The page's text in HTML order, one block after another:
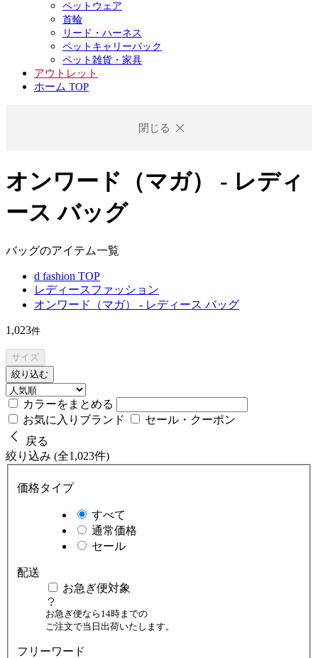
ペットウェア
首輪
リード・ハーネス
ペットキャリーバック
ペット雑貨・家具
アウトレット
ホーム TOP
閉じる
オンワード（マガ） - レディ
ース バッグ
バッグのアイテム一覧
d fashion TOP
レディースファッション
オンワード（マガ） - レディース バッグ
1,023件
サイズ
絞り込む
カラーをまとめる
お気に入りブランド
セール・クーポン
戻る
絞り込み (全1,023件)
価格タイプ
すべて
通常価格
セール
配送
お急ぎ便対象
お急ぎ便なら14時までの
ご注文で当日出荷いたします。
フリーワード